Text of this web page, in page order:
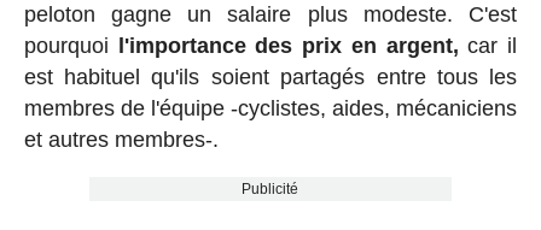
peloton gagne un salaire plus modeste. C'est
pourquoi l'importance des prix en argent, car il
est habituel qu'ils soient partagés entre tous les
membres de l'équipe -cyclistes, aides, mécaniciens
et autres membres-.
Publicité